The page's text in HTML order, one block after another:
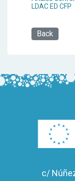
LDAC ED CFP
Back
c/